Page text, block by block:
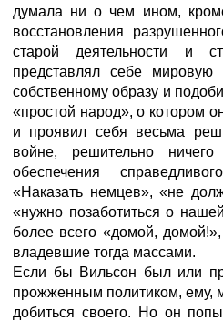
думала ни о чем ином,
восстановления
старой деятельности и
представлял себе
собственному образу и
«простой народ», о котором
и проявил себя весьма
войне, решительно
обеспечения
«Наказать немцев», «не
«нужно позаботиться о
более всего «домой,
владевшие тогда массами.
Если бы Вильсон был или
прожженным политиком, ему,
добиться своего. Но он